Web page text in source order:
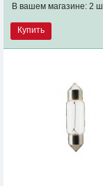
В вашем магазине: 2
Купить